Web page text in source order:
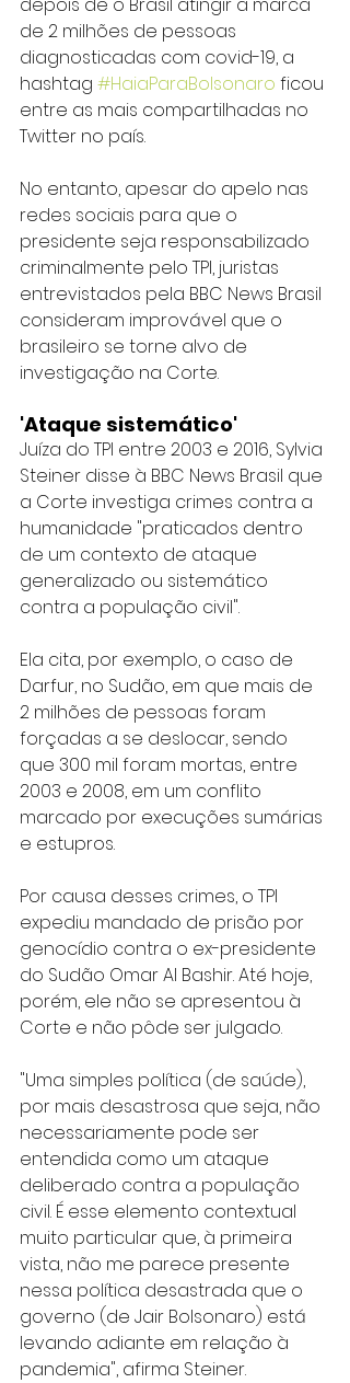
de 2 milhões de pessoas
diagnosticadas com covid-19, a
hashtag #HaiaParaBolsonaro ficou
entre as mais compartilhadas no
Twitter no país.
No entanto, apesar do apelo nas
redes sociais para que o
presidente seja responsabilizado
criminalmente pelo TPI, juristas
entrevistados pela BBC News Brasil
consideram improvável que o
brasileiro se torne alvo de
investigação na Corte.
'Ataque sistemático'
Juíza do TPI entre 2003 e 2016, Sylvia
Steiner disse à BBC News Brasil que
a Corte investiga crimes contra a
humanidade "praticados dentro
de um contexto de ataque
generalizado ou sistemático
contra a população civil".
Ela cita, por exemplo, o caso de
Darfur, no Sudão, em que mais de
2 milhões de pessoas foram
forçadas a se deslocar, sendo
que 300 mil foram mortas, entre
2003 e 2008, em um conflito
marcado por execuções sumárias
e estupros.
Por causa desses crimes, o TPI
expediu mandado de prisão por
genocídio contra o ex-presidente
do Sudão Omar Al Bashir. Até hoje,
porém, ele não se apresentou à
Corte e não pôde ser julgado.
"Uma simples política (de saúde),
por mais desastrosa que seja, não
necessariamente pode ser
entendida como um ataque
deliberado contra a população
civil. É esse elemento contextual
muito particular que, à primeira
vista, não me parece presente
nessa política desastrada que o
governo (de Jair Bolsonaro) está
levando adiante em relação à
pandemia", afirma Steiner.